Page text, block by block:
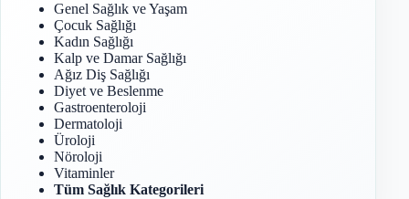
Genel Sağlık ve Yaşam
Çocuk Sağlığı
Kadın Sağlığı
Kalp ve Damar Sağlığı
Ağız Diş Sağlığı
Diyet ve Beslenme
Gastroenteroloji
Dermatoloji
Üroloji
Nöroloji
Vitaminler
Tüm Sağlık Kategorileri